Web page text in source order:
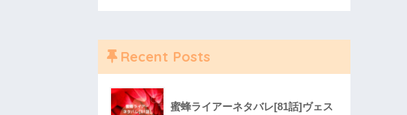
Recent Posts
蜜蜂ライアーネタバレ[81話]ヴェス